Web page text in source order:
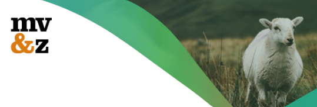
Navegação
Principal
Conteúdo
principal
Barra